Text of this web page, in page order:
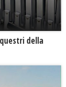
della